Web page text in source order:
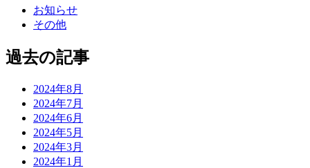
お知らせ
その他
過去の記事
2024年8月
2024年7月
2024年6月
2024年5月
2024年3月
2024年1月